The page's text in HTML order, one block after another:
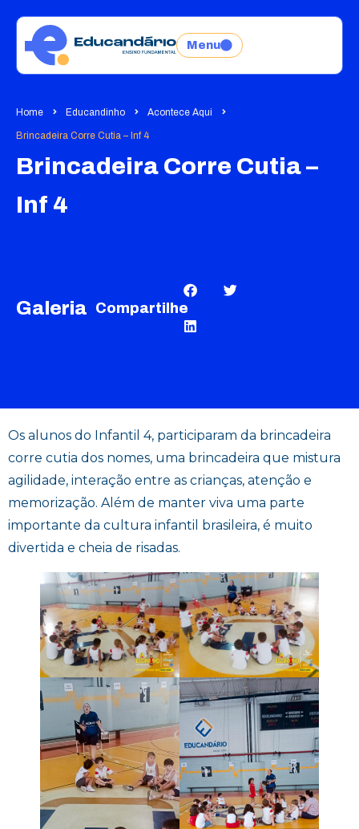
Menu
Home Educandinho Acontece Aqui
Brincadeira Corre Cutia – Inf 4
Brincadeira Corre Cutia –
Inf 4
Galeria Compartilhe
Os alunos do Infantil 4, participaram da brincadeira
corre cutia dos nomes, uma brincadeira que mistura
agilidade, interação entre as crianças, atenção e
memorização. Além de manter viva uma parte
importante da cultura infantil brasileira, é muito
divertida e cheia de risadas.